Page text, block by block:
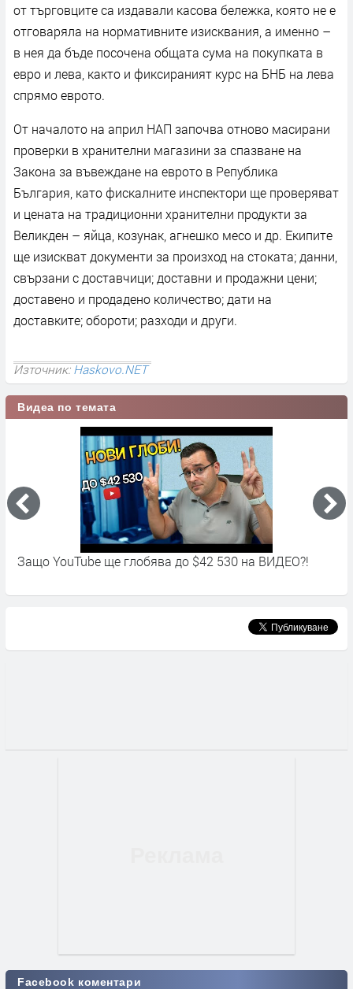
от търговците са издавали касова бележка, която не е
отговаряла на нормативните изисквания, а именно –
в нея да бъде посочена общата сума на покупката в
евро и лева, както и фиксираният курс на БНБ на лева
спрямо еврото.
От началото на април НАП започва отново масирани
проверки в хранителни магазини за спазване на
Закона за въвеждане на еврото в Република
България, като фискалните инспектори ще проверяват
и цената на традиционни хранителни продукти за
Великден – яйца, козунак, агнешко месо и др. Екипите
ще изискват документи за произход на стоката; данни,
свързани с доставчици; доставни и продажни цени;
доставено и продадено количество; дати на
доставките; обороти; разходи и други.
Източник:Haskovo.NET
Видеа по темата
Защо YouTube ще глобява до $42 530 на ВИДЕО?!
Facebook коментари